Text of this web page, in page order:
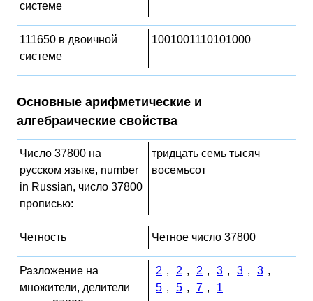
системе
111650 в двоичной
системе
1001001110101000
Основные арифметические и
алгебраические свойства
Число 37800 на
русском языке, number
in Russian, число 37800
прописью:
тридцать семь тысяч
восемьсот
Четность Четное число 37800
Разложение на
множители, делители
2 , 2 , 2 , 3 , 3 , 3 ,
5 , 5 , 7 , 1